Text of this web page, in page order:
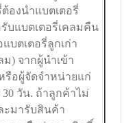
องนำแบตเตอรี่
บแบตเตอรี่เคลมคืน
บตเตอรี่ลูกเก่า
) จากผู้นำเข้า
รือผู้จัดจำหน่ายแก่
วัน. ถ้าลูกค้าไม่
ะมารับสินค้า